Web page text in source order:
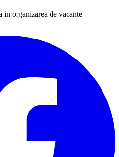
in organizarea de vacante